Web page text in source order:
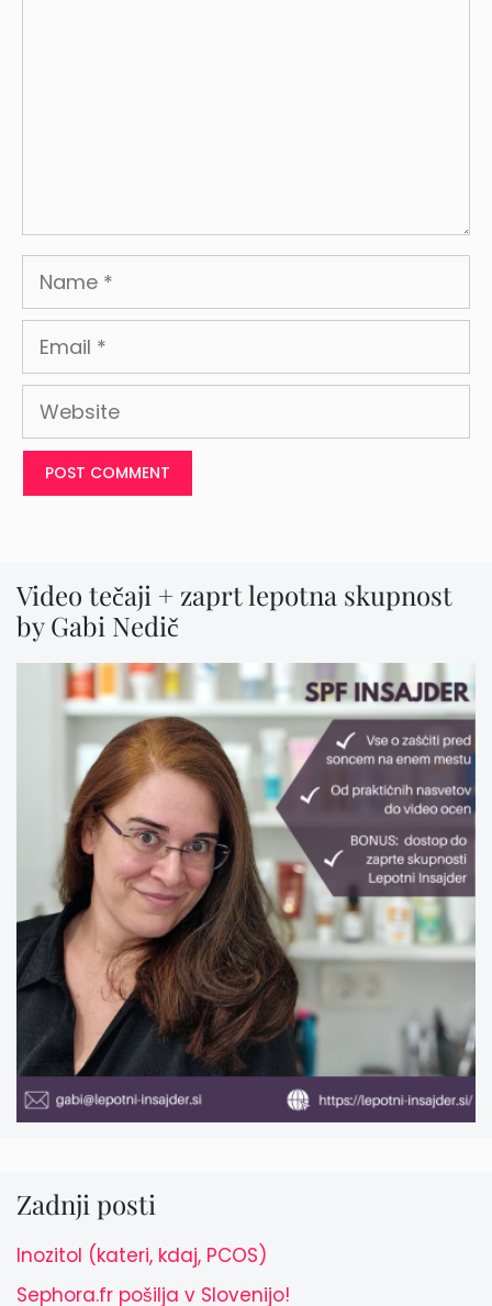
Name
Email
Website
Video tečaji + zaprt lepotna skupnost
by Gabi Nedič
Zadnji posti
Inozitol (kateri, kdaj, PCOS)
Sephora.fr pošilja v Slovenijo!